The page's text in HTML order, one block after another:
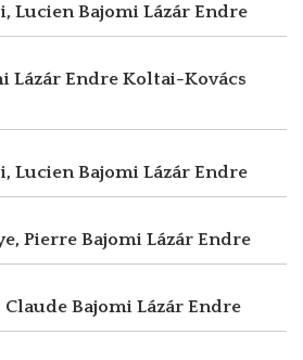
LucienBajomi Lázár Endre
Lázár Endre Koltai-Kovács
LucienBajomi Lázár Endre
Pierre Bajomi Lázár Endre
Claude Bajomi Lázár Endre